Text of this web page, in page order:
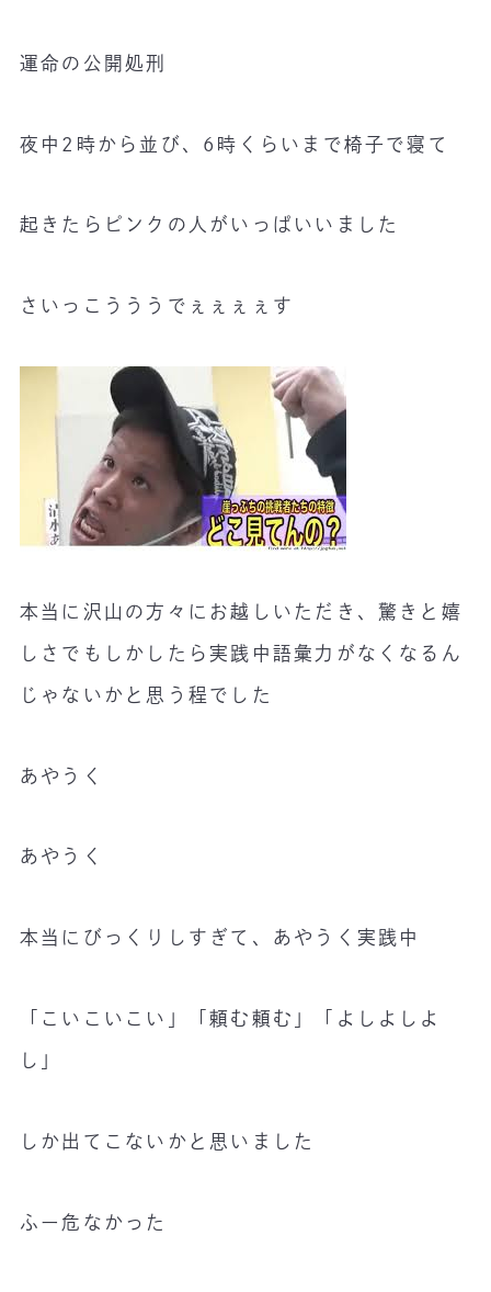
運命の公開処刑
夜中2時から並び、6時くらいまで椅子で寝て
起きたらピンクの人がいっぱいいました
さいっこうううでぇぇぇぇす
本当に沢山の方々にお越しいただき、驚きと嬉
しさでもしかしたら実践中語彙力がなくなるん
じゃないかと思う程でした
あやうく
あやうく
本当にびっくりしすぎて、あやうく実践中
「こいこいこい」「頼む頼む」「よしよしよ
し」
しか出てこないかと思いました
ふー危なかった